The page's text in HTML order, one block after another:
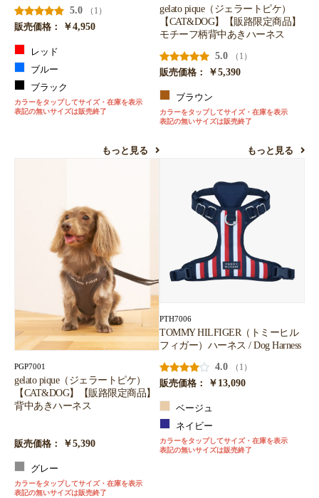
5.0
（1）
販売価格：
￥4,950
レッド
ブルー
ブラック
カラーをタップしてサイズ・在庫を表示
表記の無いサイズは販売終了
もっと見る
gelato pique（ジェラートピケ）
【CAT&DOG】【販路限定商品】
モチーフ柄背中あきハーネス
5.0
（1）
販売価格：
￥5,390
ブラウン
カラーをタップしてサイズ・在庫を表示
表記の無いサイズは販売終了
もっと見る
PGP7001
gelato pique（ジェラートピケ）
【CAT&DOG】【販路限定商品】
背中あきハーネス
販売価格： ￥5,390
グレー
カラーをタップしてサイズ・在庫を表示
表記の無いサイズは販売終了
PTH7006
TOMMY HILFIGER（トミーヒル
フィガー）ハーネス / Dog Harness
4.0
（1）
販売価格：
￥13,090
ベージュ
ネイビー
カラーをタップしてサイズ・在庫を表示
表記の無いサイズは販売終了